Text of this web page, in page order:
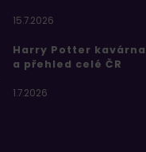
15.7.2026
Harry Potter
a přehled celé ČR
1.7.2026